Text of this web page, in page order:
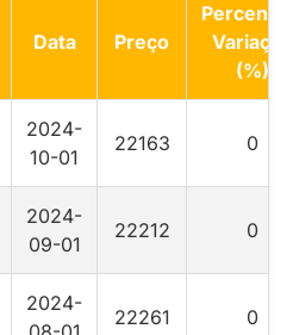
Data Preço
Variação
(%)
2024-
10-01
22163 0
2024-
09-01
22212 0
2024-
22261 0